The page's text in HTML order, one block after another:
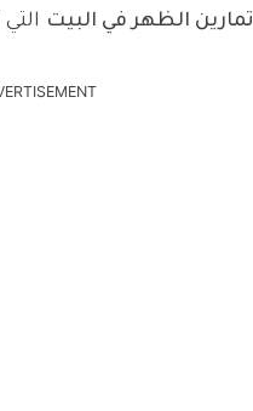
تمارين الظهر في البيت